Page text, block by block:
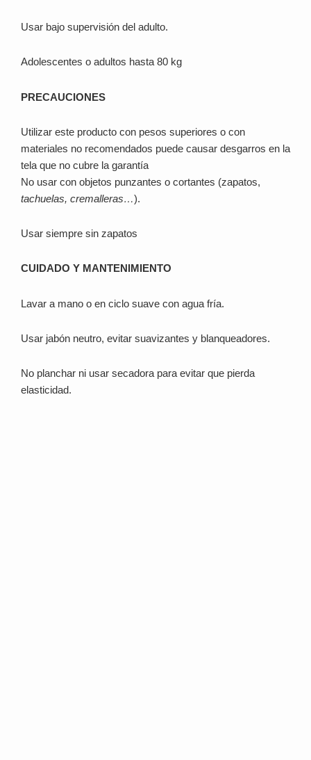
Usar bajo supervisión del adulto.
Adolescentes o adultos hasta 80 kg
PRECAUCIONES
Utilizar este producto con pesos superiores o con
materiales no recomendados puede causar desgarros en la
tela que no cubre la garantía
No usar con objetos punzantes o cortantes (zapatos,
tachuelas, cremalleras…).
Usar siempre sin zapatos
CUIDADO Y MANTENIMIENTO
Lavar a mano o en ciclo suave con agua fría.
Usar jabón neutro, evitar suavizantes y blanqueadores.
No planchar ni usar secadora para evitar que pierda
elasticidad.